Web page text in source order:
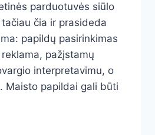
parduotuvės siūlo
čia ir prasideda
papildų pasirinkimas
pažįstamų
interpretavimu, o
Maisto papildai gali būti